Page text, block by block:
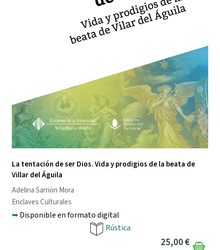
La tentación de ser Dios. Vida y prodigios de la beata de
Villar del Águila
Adelina Sarrión Mora
Enclaves Culturales
➥Disponible en formato digital
Rústica
25,00 €